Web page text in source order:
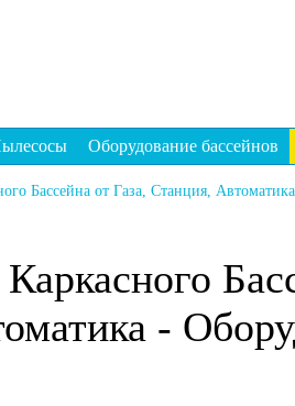
Оборудование бассейнов
Бассейна от Газа, Станция,
-